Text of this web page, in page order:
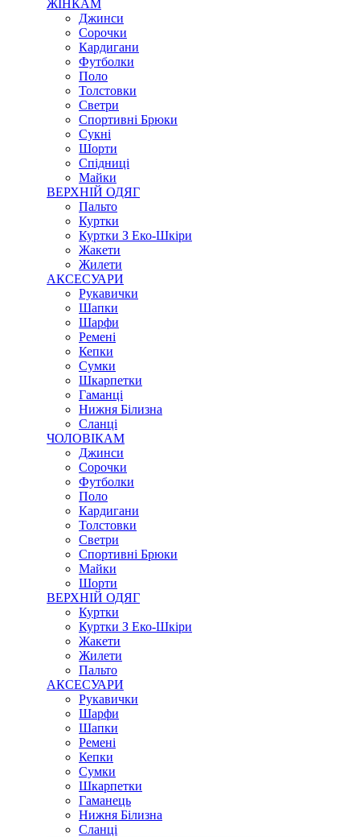
ЖІНКАМ
Джинси
Сорочки
Кардигани
Футболки
Поло
Толстовки
Светри
Спортивні Брюки
Сукні
Шорти
Спідниці
Майки
ВЕРХНІЙ ОДЯГ
Пальто
Куртки
Куртки З Еко-Шкіри
Жакети
Жилети
АКСЕСУАРИ
Рукавички
Шапки
Шарфи
Ремені
Кепки
Сумки
Шкарпетки
Гаманці
Нижня Білизна
Сланці
ЧОЛОВІКАМ
Джинси
Сорочки
Футболки
Поло
Кардигани
Толстовки
Светри
Спортивні Брюки
Майки
Шорти
ВЕРХНІЙ ОДЯГ
Куртки
Куртки З Еко-Шкіри
Жакети
Жилети
Пальто
АКСЕСУАРИ
Рукавички
Шарфи
Шапки
Ремені
Кепки
Сумки
Шкарпетки
Гаманець
Нижня Білизна
Сланці